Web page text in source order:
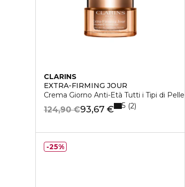
CLARINS
EXTRA-FIRMING JOUR
Crema Giorno Anti-Età Tutti i Tipi di Pelle
93,67 €
124,90 € 5 2
25%